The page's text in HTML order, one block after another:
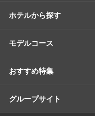
ホテルから探す
モデルコース
おすすめ特集
グループサイト